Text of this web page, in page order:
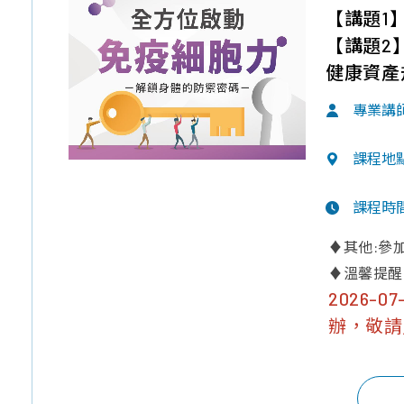
【講題
【講題
健康資
專業講
課程地
課程時
♦其他:參
♦溫馨提醒
2026-
辦，敬